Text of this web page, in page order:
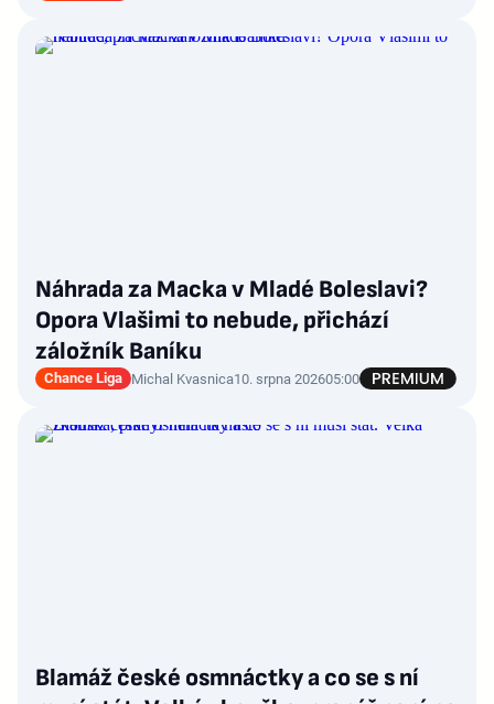
Náhrada za Macka v Mladé Boleslavi?
Opora Vlašimi to nebude, přichází
záložník Baníku
Chance Liga Michal Kvasnica10. srpna 202605:00
Blamáž české osmnáctky a co se s ní